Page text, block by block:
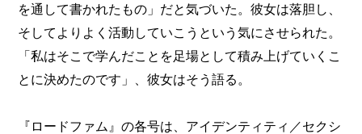
を通して書かれたもの」だと気づいた。彼女は落胆し、
そしてよりよく活動していこうという気にさせられた。
「私はそこで学んだことを足場として積み上げていくこ
とに決めたのです」、彼女はそう語る。
『ロードファム』の各号は、アイデンティティ／セクシ